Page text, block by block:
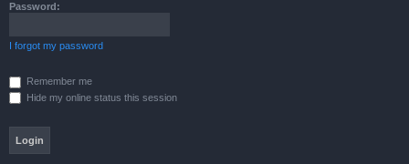
Password:
I forgot my password
Remember me
Hide my online status this session